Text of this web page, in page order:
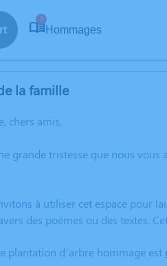
3
Hommages
la famille
chers amis,
grande tristesse que nous
à utiliser cet espace pour
des poèmes ou des textes.
plantation d’arbre hommage est